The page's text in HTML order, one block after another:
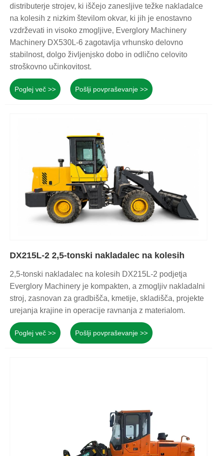
distributerje strojev, ki iščejo zanesljive težke nakladalce
na kolesih z nizkim številom okvar, ki jih je enostavno
vzdrževati in visoko zmogljive, Everglory Machinery
Machinery DX530L-6 zagotavlja vrhunsko delovno
stabilnost, dolgo življenjsko dobo in odlično celovito
stroškovno učinkovitost.
Poglej več >> Pošlji povpraševanje >>
DX215L-2 2,5-tonski nakladalec na kolesih
2,5-tonski nakladalec na kolesih DX215L-2 podjetja
Everglory Machinery je kompakten, a zmogljiv nakladalni
stroj, zasnovan za gradbišča, kmetije, skladišča, projekte
urejanja krajine in operacije ravnanja z materialom.
Poglej več >> Pošlji povpraševanje >>